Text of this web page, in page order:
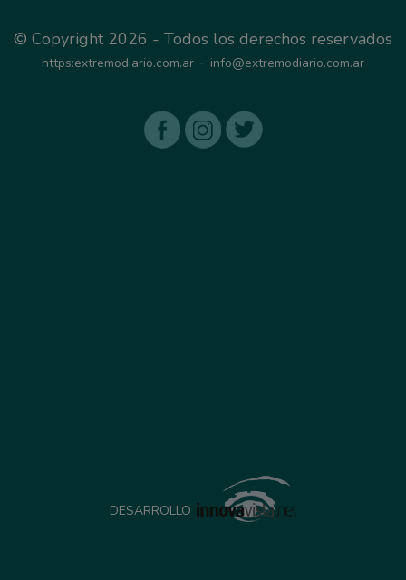
© Copyright 2026 - Todos los derechos reservados
https:extremodiario.com.ar - info@extremodiario.com.ar
DESARROLLO